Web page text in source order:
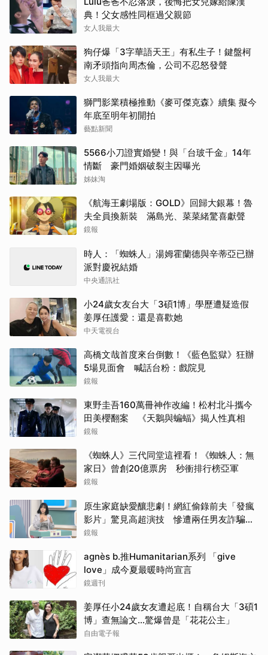
典！父女感性同框過父親節
女人我最大
狗仔爆「3字華語天王」有私生子！鍵盤柯
南矛頭指向周杰倫，公司不忍怒發聲
女人我最大
獅門影業積極推動《麥可傑克森》續集 擬今
年底至明年初開拍
藝點新聞
5566小刀證實婚變！與「台玻千金」14年
情斷 豪門婚姻破裂主因曝光
姊妹淘
《航海王劇場版：GOLD》回歸大銀幕！魯
夫全員換新裝 滿島光、菜菜緒驚喜獻聲
鏡報
時人：「蜘蛛人」湯姆霍蘭德與辛蒂亞已辦
派對慶祝結婚
中央通訊社
小24歲女友台大「3碩1博」學歷遭疑造假
姜厚任護愛：還是喜歡她
中天電視台
高橋文哉首度來台倒數！《藍色監獄》狂辦
5場見面會 喊話台粉：戲院見
鏡報
東野圭吾160萬冊神作改編！松村北斗攜今
田美櫻翻案 《天鵝與蝙蝠》揭人性真相
鏡報
《蜘蛛人》三代同堂這裡看！《蜘蛛人：無
家日》曾創20億票房 秒衝排行榜亞軍
鏡報
原生家庭缺愛釀悲劇！網紅偷錄前夫「發瘋
影片」驚見高超演技 慘遭兩任男友詐騙
2000多萬
鏡報
agnès b.推Humanitarian系列 「give
love」成今夏最暖時尚宣言
鏡週刊
姜厚任小24歲女友遭起底！自稱台大「3碩1
博」查無論文…驚爆曾是「花花公主」
自由電子報